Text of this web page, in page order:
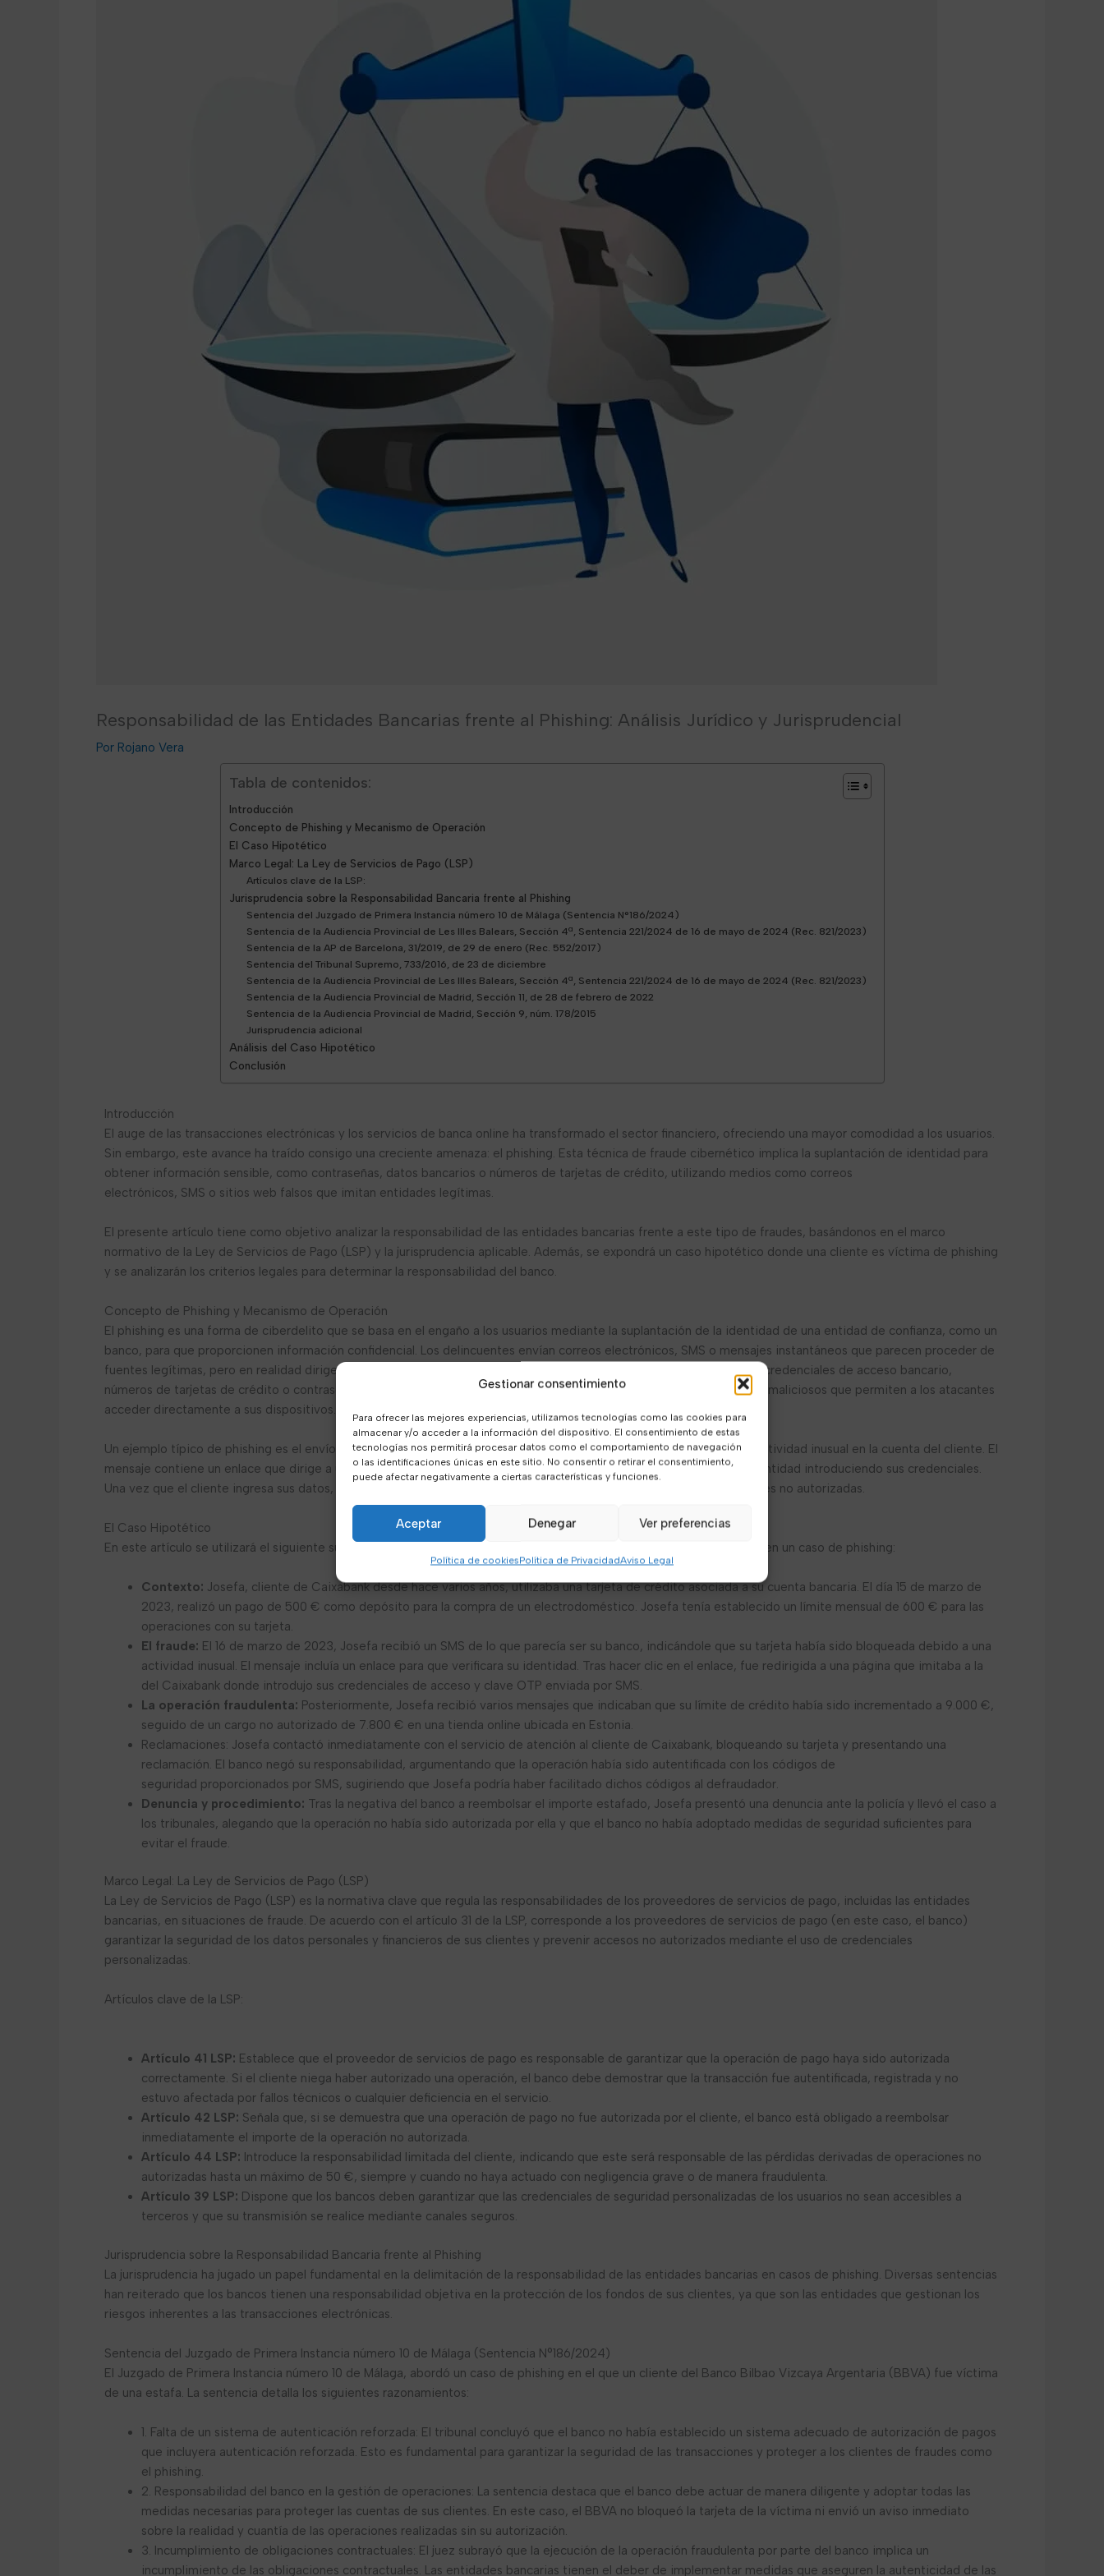
Gestionar consentimiento
Para ofrecer las mejores experiencias, utilizamos tecnologías como las cookies para
almacenar y/o acceder a la información del dispositivo. El consentimiento de estas
tecnologías nos permitirá procesar datos como el comportamiento de navegación
o las identificaciones únicas en este sitio. No consentir o retirar el consentimiento,
puede afectar negativamente a ciertas características y funciones.
Aceptar Denegar Ver preferencias
Política de cookiesPolítica de PrivacidadAviso Legal
Responsabilidad de las Entidades Bancarias frente al Phishing: Análisis Jurídico y Jurisprudencial
Rojano Vera
Tabla de contenidos:
Introducción
Concepto de Phishing y Mecanismo de Operación
El Caso Hipotético
Marco Legal: La Ley de Servicios de Pago (LSP)
Artículos clave de la LSP:
Jurisprudencia sobre la Responsabilidad Bancaria frente al Phishing
Sentencia del Juzgado de Primera Instancia número 10 de Málaga (Sentencia N°186/2024)
Sentencia de la Audiencia Provincial de Les Illes Balears, Sección 4ª, Sentencia 221/2024 de 16 de mayo de 2024 (Rec. 821/2023)
Sentencia de la AP de Barcelona, 31/2019, de 29 de enero (Rec. 552/2017)
Sentencia del Tribunal Supremo, 733/2016, de 23 de diciembre
Sentencia de la Audiencia Provincial de Les Illes Balears, Sección 4ª, Sentencia 221/2024 de 16 de mayo de 2024 (Rec. 821/2023)
Sentencia de la Audiencia Provincial de Madrid, Sección 11, de 28 de febrero de 2022
Sentencia de la Audiencia Provincial de Madrid, Sección 9, núm. 178/2015
Jurisprudencia adicional
Análisis del Caso Hipotético
Conclusión
Introducción
El auge de las transacciones electrónicas y los servicios de banca online ha transformado el sector financiero, ofreciendo una mayor comodidad a los usuarios.
Sin embargo, este avance ha traído consigo una creciente amenaza: el phishing. Esta técnica de fraude cibernético implica la suplantación de identidad para
obtener información sensible, como contraseñas, datos bancarios o números de tarjetas de crédito, utilizando medios como correos
electrónicos, SMS o sitios web falsos que imitan entidades legítimas.
El presente artículo tiene como objetivo analizar la responsabilidad de las entidades bancarias frente a este tipo de fraudes, basándonos en el marco
normativo de la Ley de Servicios de Pago (LSP) y la jurisprudencia aplicable. Además, se expondrá un caso hipotético donde una cliente es víctima de phishing
y se analizarán los criterios legales para determinar la responsabilidad del banco.
Concepto de Phishing y Mecanismo de Operación
El phishing es una forma de ciberdelito que se basa en el engaño a los usuarios mediante la suplantación de la identidad de una entidad de confianza, como un
banco, para que proporcionen información confidencial. Los delincuentes envían correos electrónicos, SMS o mensajes instantáneos que parecen proceder de
fuentes legítimas, pero en realidad dirigen a las víctimas a sitios web falsificados, donde se les solicita introducir sus credenciales de acceso bancario,
números de tarjetas de crédito o contraseñas. En algunos casos, las víctimas descargan involuntariamente programas maliciosos que permiten a los atacantes
acceder directamente a sus dispositivos.
Un ejemplo típico de phishing es el envío de un SMS que aparenta ser de un banco, indicando que se ha detectado actividad inusual en la cuenta del cliente. El
mensaje contiene un enlace que dirige a una página web clonada del banco, solicitando al cliente que confirme su identidad introduciendo sus credenciales.
Una vez que el cliente ingresa sus datos, el delincuente puede acceder a sus cuentas bancarias y realizar transacciones no autorizadas.
El Caso Hipotético
En este artículo se utilizará el siguiente supuesto de hecho para ilustrar cómo se analiza la responsabilidad del banco en un caso de phishing:
Contexto: Josefa, cliente de Caixabank desde hace varios años, utilizaba una tarjeta de crédito asociada a su cuenta bancaria. El día 15 de marzo de
2023, realizó un pago de 500 € como depósito para la compra de un electrodoméstico. Josefa tenía establecido un límite mensual de 600 € para las
operaciones con su tarjeta.
El fraude: El 16 de marzo de 2023, Josefa recibió un SMS de lo que parecía ser su banco, indicándole que su tarjeta había sido bloqueada debido a una
actividad inusual. El mensaje incluía un enlace para que verificara su identidad. Tras hacer clic en el enlace, fue redirigida a una página que imitaba a la
del Caixabank donde introdujo sus credenciales de acceso y clave OTP enviada por SMS.
La operación fraudulenta: Posteriormente, Josefa recibió varios mensajes que indicaban que su límite de crédito había sido incrementado a 9.000 €,
seguido de un cargo no autorizado de 7.800 € en una tienda online ubicada en Estonia.
Reclamaciones: Josefa contactó inmediatamente con el servicio de atención al cliente de Caixabank, bloqueando su tarjeta y presentando una
reclamación. El banco negó su responsabilidad, argumentando que la operación había sido autentificada con los códigos de
seguridad proporcionados por SMS, sugiriendo que Josefa podría haber facilitado dichos códigos al defraudador.
Denuncia y procedimiento: Tras la negativa del banco a reembolsar el importe estafado, Josefa presentó una denuncia ante la policía y llevó el caso a
los tribunales, alegando que la operación no había sido autorizada por ella y que el banco no había adoptado medidas de seguridad suficientes para
evitar el fraude.
Marco Legal: La Ley de Servicios de Pago (LSP)
La Ley de Servicios de Pago (LSP) es la normativa clave que regula las responsabilidades de los proveedores de servicios de pago, incluidas las entidades
bancarias, en situaciones de fraude. De acuerdo con el artículo 31 de la LSP, corresponde a los proveedores de servicios de pago (en este caso, el banco)
garantizar la seguridad de los datos personales y financieros de sus clientes y prevenir accesos no autorizados mediante el uso de credenciales
personalizadas.
Artículos clave de la LSP:
Artículo 41 LSP: Establece que el proveedor de servicios de pago es responsable de garantizar que la operación de pago haya sido autorizada
correctamente. Si el cliente niega haber autorizado una operación, el banco debe demostrar que la transacción fue autentificada, registrada y no
estuvo afectada por fallos técnicos o cualquier deficiencia en el servicio.
Artículo 42 LSP: Señala que, si se demuestra que una operación de pago no fue autorizada por el cliente, el banco está obligado a reembolsar
inmediatamente el importe de la operación no autorizada.
Artículo 44 LSP: Introduce la responsabilidad limitada del cliente, indicando que este será responsable de las pérdidas derivadas de operaciones no
autorizadas hasta un máximo de 50 €, siempre y cuando no haya actuado con negligencia grave o de manera fraudulenta.
Artículo 39 LSP: Dispone que los bancos deben garantizar que las credenciales de seguridad personalizadas de los usuarios no sean accesibles a
terceros y que su transmisión se realice mediante canales seguros.
Jurisprudencia sobre la Responsabilidad Bancaria frente al Phishing
La jurisprudencia ha jugado un papel fundamental en la delimitación de la responsabilidad de las entidades bancarias en casos de phishing. Diversas sentencias
han reiterado que los bancos tienen una responsabilidad objetiva en la protección de los fondos de sus clientes, ya que son las entidades que gestionan los
riesgos inherentes a las transacciones electrónicas.
Sentencia del Juzgado de Primera Instancia número 10 de Málaga (Sentencia N°186/2024)
El Juzgado de Primera Instancia número 10 de Málaga, abordó un caso de phishing en el que un cliente del Banco Bilbao Vizcaya Argentaria (BBVA) fue víctima
de una estafa. La sentencia detalla los siguientes razonamientos:
1. Falta de un sistema de autenticación reforzada: El tribunal concluyó que el banco no había establecido un sistema adecuado de autorización de pagos
que incluyera autenticación reforzada. Esto es fundamental para garantizar la seguridad de las transacciones y proteger a los clientes de fraudes como
el phishing.
2. Responsabilidad del banco en la gestión de operaciones: La sentencia destaca que el banco debe actuar de manera diligente y adoptar todas las
medidas necesarias para proteger las cuentas de sus clientes. En este caso, el BBVA no bloqueó la tarjeta de la víctima ni envió un aviso inmediato
sobre la realidad y cuantía de las operaciones realizadas sin su autorización.
3. Incumplimiento de obligaciones contractuales: El juez subrayó que la ejecución de la operación fraudulenta por parte del banco implica un
incumplimiento de las obligaciones contractuales. Las entidades bancarias tienen el deber de implementar medidas que aseguren la autenticidad de las